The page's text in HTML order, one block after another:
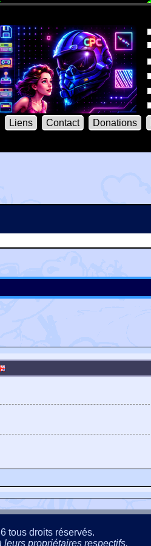
Liens Contact Donations
tous droits réservés.
propriétaires respectifs.